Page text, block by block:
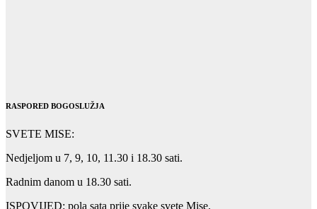
RASPORED BOGOSLUŽJA
SVETE MISE:
Nedjeljom u 7, 9, 10, 11.30 i 18.30 sati.
Radnim danom u 18.30 sati.
ISPOVIJED: pola sata prije svake svete Mise.